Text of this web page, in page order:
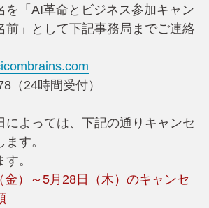
を「AI革命とビジネス参加キャン
前」として下記事務局までご連絡
（24時間受付）
によっては、下記の通りキャンセ
す。
。
金）～5月28日（木）のキャンセ